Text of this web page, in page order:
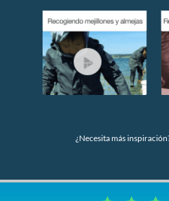
¿Necesita más